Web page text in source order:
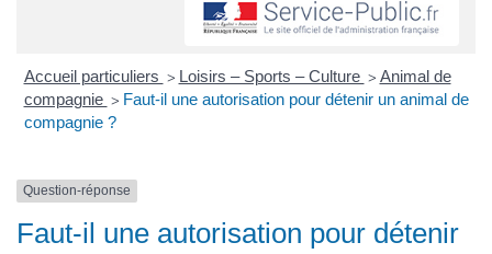
Accueil particuliers > Loisirs – Sports – Culture > Animal de
compagnie > Faut-il une autorisation pour détenir un animal de
compagnie ?
Question-réponse
Faut-il une autorisation pour détenir